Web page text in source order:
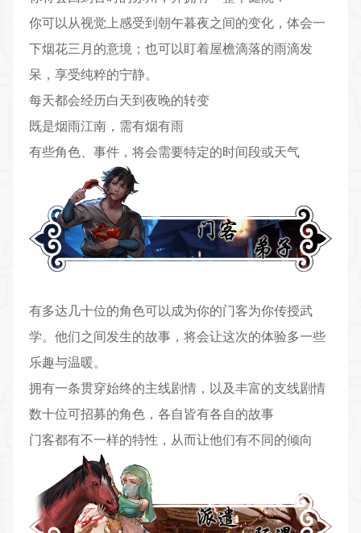
你可以从视觉上感受到朝午暮夜之间的变化，体会一
下烟花三月的意境；也可以盯着屋檐滴落的雨滴发
呆，享受纯粹的宁静。
每天都会经历白天到夜晚的转变
既是烟雨江南，需有烟有雨
有些角色、事件，将会需要特定的时间段或天气
有多达几十位的角色可以成为你的门客为你传授武
学。他们之间发生的故事，将会让这次的体验多一些
乐趣与温暖。
拥有一条贯穿始终的主线剧情，以及丰富的支线剧情
数十位可招募的角色，各自皆有各自的故事
门客都有不一样的特性，从而让他们有不同的倾向